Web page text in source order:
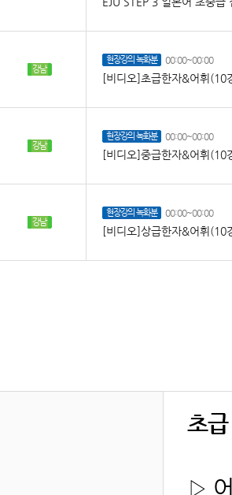
강남
현장강의 녹화분 00:00~00:00
[비디오]초급한자&어휘(10
강남
현장강의 녹화분 00:00~00:00
[비디오]중급한자&어휘(10
강남
현장강의 녹화분 00:00~00:00
[비디오]상급한자&어휘(10
초
▷